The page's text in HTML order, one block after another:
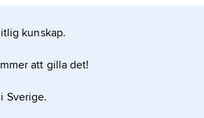
kunskap.
att gilla det!
Sverige.